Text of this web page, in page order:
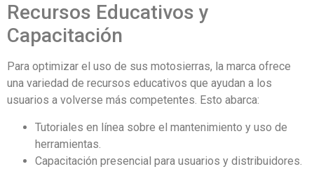
Recursos Educativos y
Capacitación
Para optimizar el uso de sus motosierras, la marca ofrece
una variedad de recursos educativos que ayudan a los
usuarios a volverse más competentes. Esto abarca:
Tutoriales en línea sobre el mantenimiento y uso de
herramientas.
Capacitación presencial para usuarios y distribuidores.